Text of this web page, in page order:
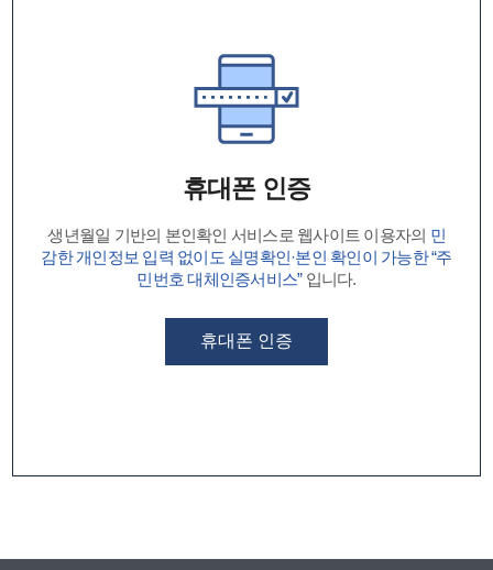
휴대폰 인증
생년월일 기반의 본인확인 서비스로 웹사이트 이용자의 민
감한 개인정보 입력 없이도 실명확인·본인 확인이 가능한 “주
민번호 대체인증서비스”입니다.
휴대폰 인증